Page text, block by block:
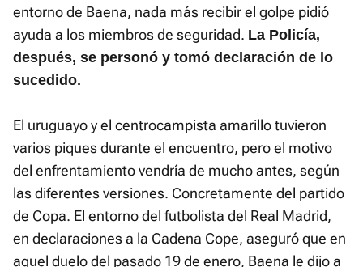
entorno de Baena, nada más recibir el golpe pidió
ayuda a los miembros de seguridad. La Policía,
después, se personó y tomó declaración de lo
sucedido.
El uruguayo y el centrocampista amarillo tuvieron
varios piques durante el encuentro, pero el motivo
del enfrentamiento vendría de mucho antes, según
las diferentes versiones. Concretamente del partido
de Copa. El entorno del futbolista del Real Madrid,
en declaraciones a la Cadena Cope, aseguró que en
aquel duelo del pasado 19 de enero, Baena le dijo a